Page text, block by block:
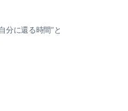
分に還る時間”と